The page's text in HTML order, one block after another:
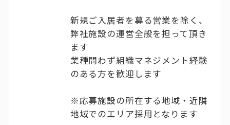
新規ご入居者を募る営業を除く、
弊社施設の運営全般を担って頂き
ます
業種問わず組織マネジメント経験
のある方を歓迎します
※応募施設の所在する地域・近隣
地域でのエリア採用となります